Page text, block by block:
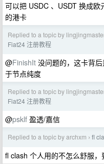
可以把 USDC 、USDT 换成
的港卡
Replied to a topic by
Fiat24 注册教程
@FinishIt 没问题的，这卡背
于节点纯度
Replied to a topic by
Fiat24 注册教程
@psklf 盈透/嘉信
Replied to a topic by archxm › fl
fl clash 个人用的不怎么舒服，